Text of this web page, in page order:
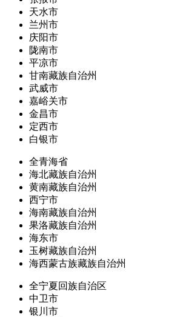
天水市
兰州市
庆阳市
陇南市
平凉市
甘南藏族自治州
武威市
嘉峪关市
金昌市
定西市
白银市
全青海省
海北藏族自治州
黄南藏族自治州
西宁市
海南藏族自治州
果洛藏族自治州
海东市
玉树藏族自治州
海西蒙古族藏族自治州
全宁夏回族自治区
中卫市
银川市